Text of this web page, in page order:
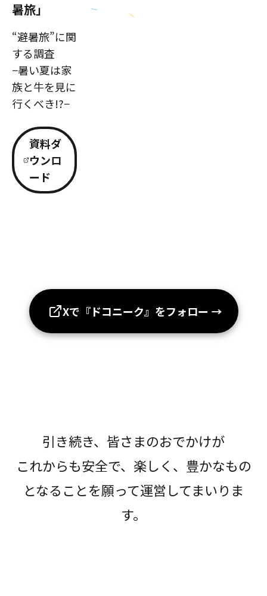
暑旅」
“避暑旅”に関
する調査
−暑い夏は家
族と牛を見に
行くべき!?−
資料ダ
ウンロ
ード
Xで『ドコニーク』をフォロー →
引き続き、皆さまのおでかけが
これからも安全で、楽しく、豊かなもの
となることを願って運営してまいりま
す。